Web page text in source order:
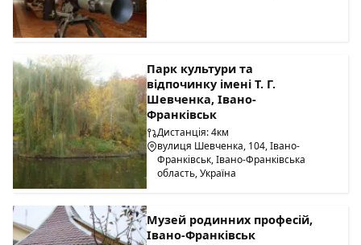
Парк культури та
відпочинку імені Т. Г.
Шевченка, Івано-
Франківськ
Дистанція: 4км
вулиця Шевченка, 104, Івано-
Франківськ, Івано-Франківська
область, Україна
Музей родинних професій,
Івано-Франківськ